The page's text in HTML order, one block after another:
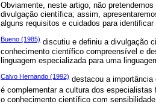
Obviamente, neste artigo, não
divulgação científica; assim,
alguns requisitos e cuidados para
Bueno (1985) discutiu e definiu a divulgação
conhecimento científico compreensível e
linguagem especializada para uma
Calvo Hernando (1992) destacou a
é complementar a cultura dos especialistas
o conhecimento científico com